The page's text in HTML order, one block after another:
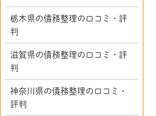
栃木県の債務整理の口コミ・評
判
滋賀県の債務整理の口コミ・評
判
神奈川県の債務整理の口コミ・
評判